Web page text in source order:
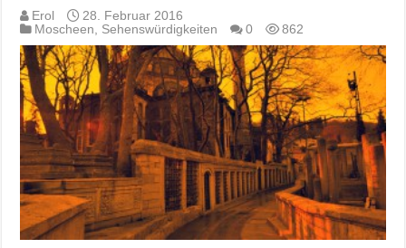
Erol
28. Februar 2016
Moscheen, Sehenswürdigkeiten 0 862